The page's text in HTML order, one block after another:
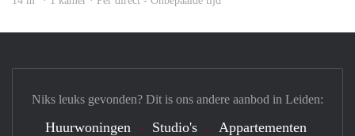
Niks leuks gevonden? Dit is ons andere aanbod in Leiden:
Huurwoningen Studio's Appartementen